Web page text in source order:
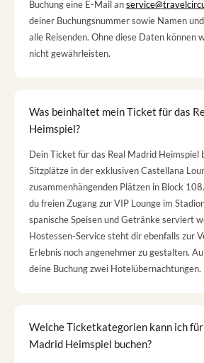
Buchung eine E-Mail an
deiner Buchungsnummer sowie Namen
alle Reisenden. Ohne diese Daten können
nicht gewährleisten.
Was beinhaltet mein Ticket für das
Heimspiel?
Dein Ticket für das Real Madrid Heimspiel
Sitzplätze in der exklusiven Castellana
zusammenhängenden Plätzen in Block
du freien Zugang zur VIP Lounge im
spanische Speisen und Getränke serviert
Hostessen-Service steht dir ebenfalls zur
Erlebnis noch angenehmer zu gestalten.
deine Buchung zwei Hotelübernachtungen.
Welche Ticketkategorien kann ich für
Madrid Heimspiel buchen?